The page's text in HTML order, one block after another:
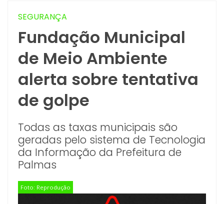
SEGURANÇA
Fundação Municipal
de Meio Ambiente
alerta sobre tentativa
de golpe
Todas as taxas municipais são
geradas pelo sistema de Tecnologia
da Informação da Prefeitura de
Palmas
Foto: Reprodução